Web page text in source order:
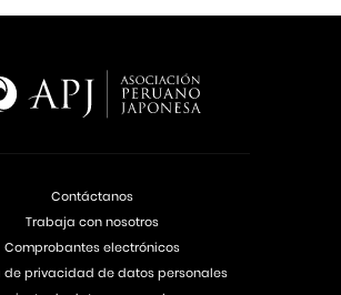
Contáctanos
Trabaja con nosotros
Comprobantes electrónicos
de privacidad de datos personales